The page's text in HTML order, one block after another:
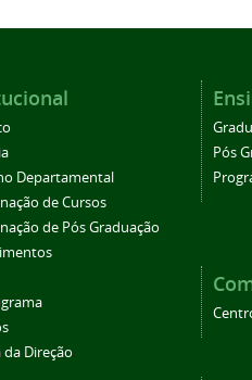
Departamental
de Cursos
de Pós Graduação
da Direção
Pós